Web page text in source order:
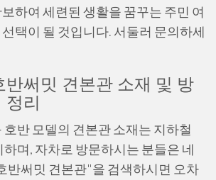
하여 세련된 생활을 꿈꾸는 주민 여
택이 될 것입니다. 서둘러 문의하세
반써밋 견본관 소재 및 방
정리
호반 모델의 견본관 소재는 지하철
하며, 자차로 방문하시는 분들은 네
반써밋 견본관"을 검색하시면 오차